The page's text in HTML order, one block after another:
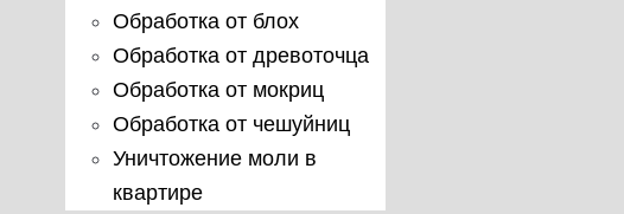
Обработка от блох
Обработка от древоточца
Обработка от мокриц
Обработка от чешуйниц
Уничтожение моли в
квартире